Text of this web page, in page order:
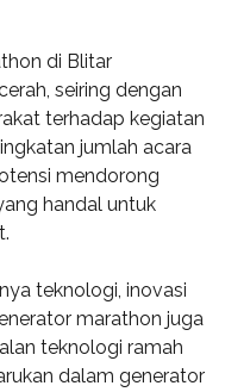
di Blitar
seiring dengan
terhadap kegiatan
jumlah acara
mendorong
handal untuk
teknologi, inovasi
marathon juga
teknologi ramah
dalam generator